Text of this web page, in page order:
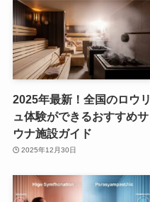
2025年最新！全国のロウリ
ュ体験ができるおすすめサ
ウナ施設ガイド
2025年12月30日